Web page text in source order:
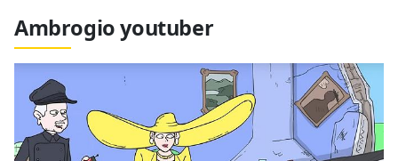
Ambrogio youtuber